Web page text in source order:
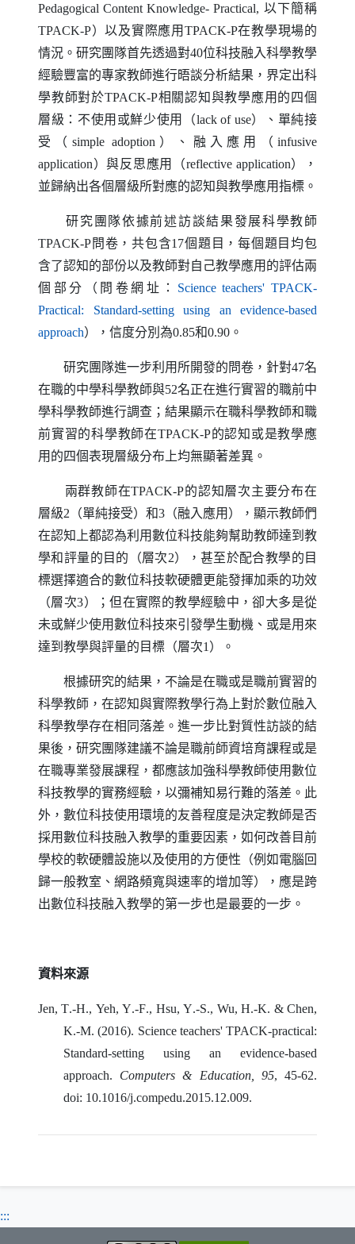
Pedagogical Content Knowledge- Practical, 以下簡稱
TPACK-P）以及實際應用 TPACK-P在教學現場的
情況。研究團隊首先透過對40位科技融入科學教學
經驗豐富的專家教師進行晤談分析結果，界定出科
學教師對於TPACK-P相關認知與教學應用的四個
層級：不使用或鮮少使用（lack of use）、單純接
受（ simple adoption ）、融入應用（infusive
application）與反思應用（reflective application），
並歸納出各個層級所對應的認知與教學應用指標。
研究團隊依據前述訪談結果發展科學教師
TPACK-P問卷，共包含17個題目，每個題目均包
含了認知的部份以及教師對自己教學應用的評估兩
個部分（問卷網址： Science teachers' TPACK-
Practical: Standard-setting using an evidence-based
approach（另開新視窗）
），信度分別為0.85和0.90。
研究團隊進一步利用所開發的問卷，針對47名
在職的中學科學教師與52名正在進行實習的職前中
學科學教師進行調查；結果顯示在職科學教師和職
前實習的科學教師在TPACK-P的認知或是教學應
用的四個表現層級分布上均無顯著差異。
兩群教師在TPACK-P的認知層次主要分布在
層級2（單純接受）和3（融入應用），顯示教師們
在認知上都認為利用數位科技能夠幫助教師達到教
學和評量的目的（層次2），甚至於配合教學的目
標選擇適合的數位科技軟硬體更能發揮加乘的功效
（層次3）；但在實際的教學經驗中，卻大多是從
未或鮮少使用數位科技來引發學生動機、或是用來
達到教學與評量的目標（層次1）。
根據研究的結果，不論是在職或是職前實習的
科學教師，在認知與實際教學行為上對於數位融入
科學教學存在相同落差。進一步比對質性訪談的結
果後，研究團隊建議不論是職前師資培育課程或是
在職專業發展課程，都應該加強科學教師使用數位
科技教學的實務經驗，以彌補知易行難的落差。此
外，數位科技使用環境的友善程度是決定教師是否
採用數位科技融入教學的重要因素，如何改善目前
學校的軟硬體設施以及使用的方便性（例如電腦回
歸一般教室、網路頻寬與速率的增加等），應是跨
出數位科技融入教學的第一步也是最要的一步。
資料來源
Jen,T.-H., Yeh,Y.-F., Hsu,Y.-S., Wu,H.-K. &Chen,
K.-M. (2016). Science teachers' TPACK-practical:
Standard-setting using an evidence-based
approach. Computers & Education, 95, 45-62.
doi: 10.1016/j.compedu.2015.12.009.
:::